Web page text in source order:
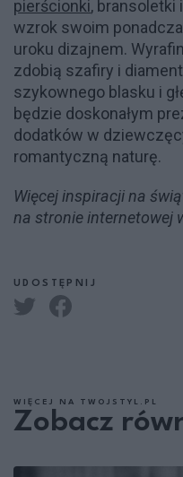
pierścionki, bransoletki
wzrok swoim
uroku dizajnem.
zdobią szafiry i
szykownego blasku i
będzie doskonałym
dodatków w
romantyczną naturę.
Więcej inspiracji na
na stronie internetowej
UDOSTĘPNIJ
WIĘCEJ NA TWOJSTYL.PL
Zobacz